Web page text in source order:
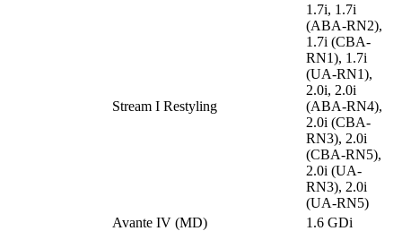
Stream I Restyling
1.7i, 1.7i
(ABA-RN2),
1.7i (CBA-
RN1), 1.7i
(UA-RN1),
2.0i, 2.0i
(ABA-RN4),
2.0i (CBA-
RN3), 2.0i
(CBA-RN5),
2.0i (UA-
RN3), 2.0i
(UA-RN5)
Avante IV (MD) 1.6 GDi